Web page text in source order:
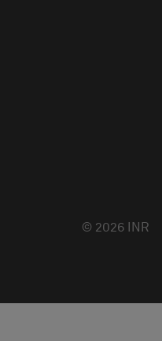
© 2026 INR